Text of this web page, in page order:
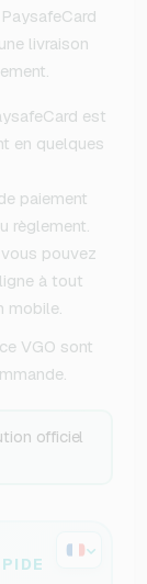
livraison
est
en quelques
paiement
règlement.
vous pouvez
à tout
mobile.
VGO sont
officiel